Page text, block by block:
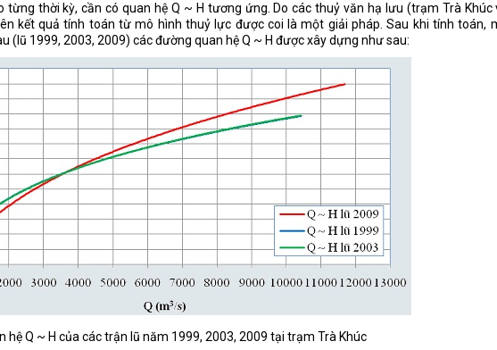
thời kỳ, cần có quan hệ Q ~ H tương ứng. Do các thuỷ văn hạ lưu (trạm Trà Khúc
kết quả tính toán từ mô hình thuỷ lực được coi là một giải pháp. Sau khi tính toán,
(lũ 1999, 2003, 2009) các đường quan hệ Q ~ H được xây dựng như sau:
hệ Q ~ H của các trận lũ năm 1999, 2003, 2009 tại trạm Trà Khúc